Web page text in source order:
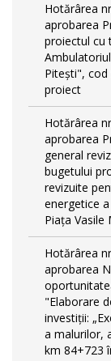
Hotărârea
aprobarea
proiectul cu
Pitești", cod
proiect
Hotărârea
aprobarea
general
bugetului
revizuite
energetice
Piaţa Vasile
Hotărârea
aprobarea
"Elaborare
investiţii:
a malurilor,
km 84+723